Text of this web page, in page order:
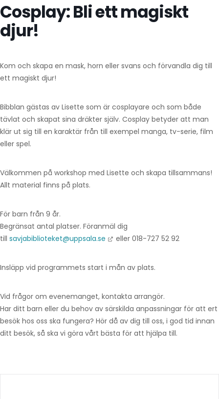
Cosplay: Bli ett magiskt
djur!
Kom och skapa en mask, horn eller svans och förvandla dig till
ett magiskt djur!
Bibblan gästas av Lisette som är cosplayare och som både
tävlat och skapat sina dräkter själv. Cosplay betyder att man
klär ut sig till en karaktär från till exempel manga, tv-serie, film
eller spel.
Välkommen på workshop med Lisette och skapa tillsammans!
Allt material finns på plats.
För barn från 9 år.
Begränsat antal platser. Föranmäl dig
till savjabiblioteket@uppsala.se eller 018-727 52 92
Insläpp vid programmets start i mån av plats.
Vid frågor om evenemanget, kontakta arrangör.
Har ditt barn eller du behov av särskilda anpassningar för att ert
besök hos oss ska fungera? Hör då av dig till oss, i god tid innan
ditt besök, så ska vi göra vårt bästa för att hjälpa till.